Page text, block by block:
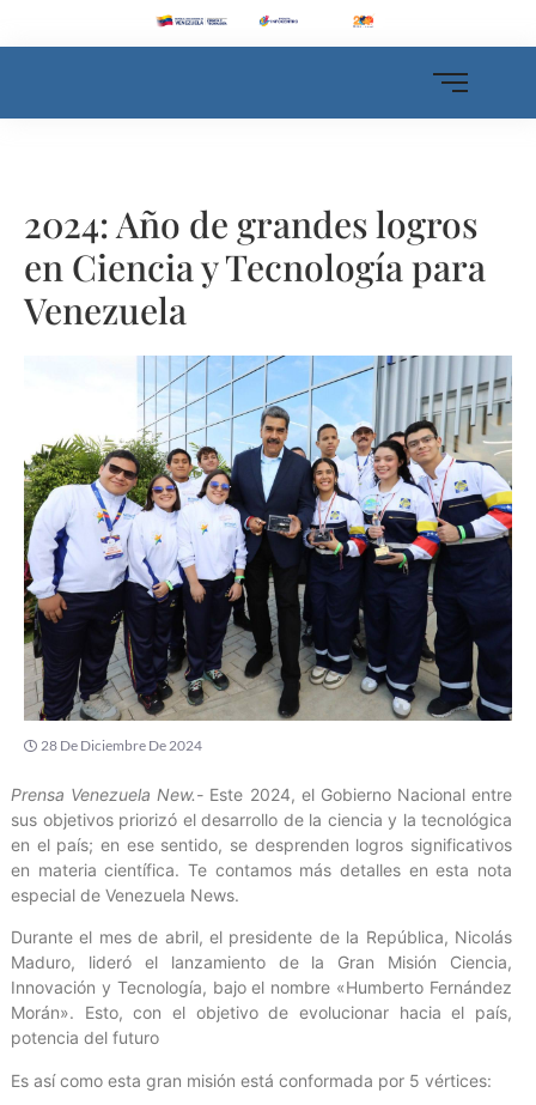
2024: Año de grandes logros
en Ciencia y Tecnología para
Venezuela
28 De Diciembre De 2024
Prensa Venezuela New.- Este 2024, el Gobierno Nacional entre
sus objetivos priorizó el desarrollo de la ciencia y la tecnológica
en el país; en ese sentido, se desprenden logros significativos
en materia científica. Te contamos más detalles en esta nota
especial de Venezuela News.
Durante el mes de abril, el presidente de la República, Nicolás
Maduro, lideró el lanzamiento de la Gran Misión Ciencia,
Innovación y Tecnología, bajo el nombre «Humberto Fernández
Morán». Esto, con el objetivo de evolucionar hacia el país,
potencia del futuro
Es así como esta gran misión está conformada por 5 vértices: